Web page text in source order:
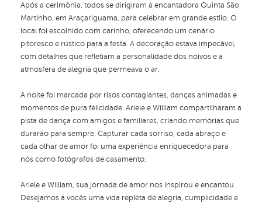
Após a cerimônia, todos se dirigiram à encantadora Quinta São
Martinho, em Araçariguama, para celebrar em grande estilo. O
local foi escolhido com carinho, oferecendo um cenário
pitoresco e rústico para a festa. A decoração estava impecável,
com detalhes que refletiam a personalidade dos noivos e a
atmosfera de alegria que permeava o ar.
A noite foi marcada por risos contagiantes, danças animadas e
momentos de pura felicidade. Ariele e William compartilharam a
pista de dança com amigos e familiares, criando memórias que
durarão para sempre. Capturar cada sorriso, cada abraço e
cada olhar de amor foi uma experiência enriquecedora para
nós como fotógrafos de casamento.
Ariele e William, sua jornada de amor nos inspirou e encantou.
Desejamos a vocês uma vida repleta de alegria, cumplicidade e